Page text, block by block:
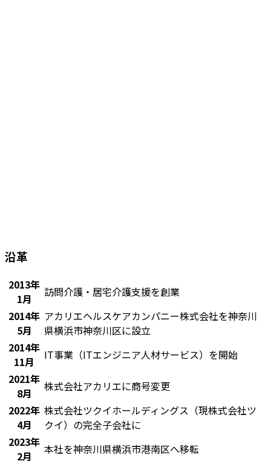
沿革
2013年
1月
訪問介護・居宅介護支援を創業
2014年
5月
アカリエヘルスケアカンパニー株式会社を神奈川
県横浜市神奈川区に設立
2014年
11月
IT事業（ITエンジニア人材サービス）を開始
2021年
8月
株式会社アカリエに商号変更
2022年
4月
株式会社ツクイホールディングス（現株式会社ツ
クイ）の完全子会社に
2023年
2月
本社を神奈川県横浜市港南区へ移転